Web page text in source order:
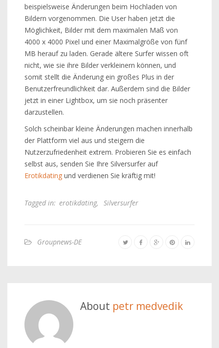
beispielsweise Änderungen beim Hochladen von
Bildern vorgenommen. Die User haben jetzt die
Möglichkeit, Bilder mit dem maximalen Maß von
4000 x 4000 Pixel und einer Maximalgröße von fünf
MB herauf zu laden. Gerade ältere Surfer wissen oft
nicht, wie sie ihre Bilder verkleinern können, und
somit stellt die Änderung ein großes Plus in der
Benutzerfreundlichkeit dar. Außerdem sind die Bilder
jetzt in einer Lightbox, um sie noch präsenter
darzustellen.
Solch scheinbar kleine Änderungen machen innerhalb
der Plattform viel aus und steigern die
Nutzerzufriedenheit extrem. Probieren Sie es einfach
selbst aus, senden Sie Ihre Silversurfer auf
Erotikdating und verdienen Sie kräftig mit!
Tagged in: erotikdating, Silversurfer
Groupnews-DE
About petr medvedik